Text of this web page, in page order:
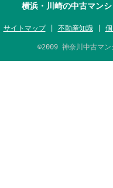
横浜・川崎の中古マン
サイトマップ| 不動産知識|
©2009 神奈川中古